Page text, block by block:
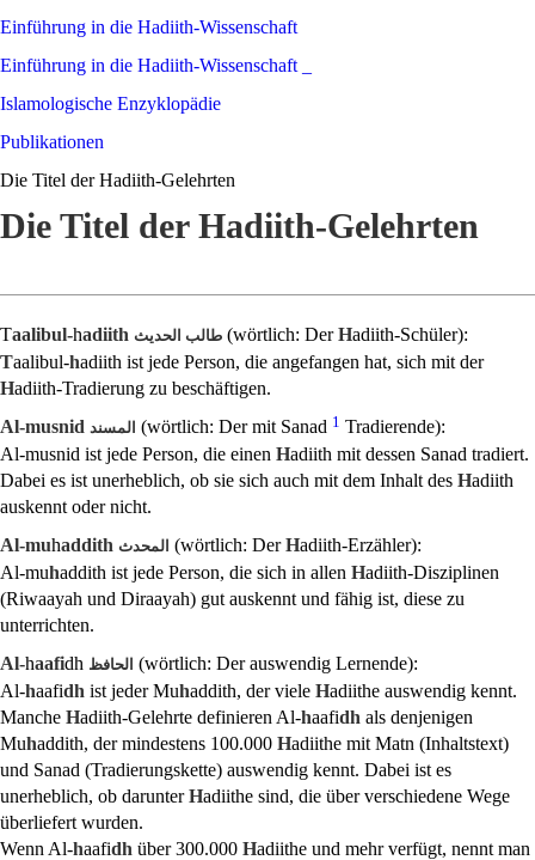
Einführung in die Hadiith-Wissenschaft
Einführung in die Hadiith-Wissenschaft _
Islamologische Enzyklopädie
Publikationen
Die Titel der Hadiith-Gelehrten
Die Titel der Hadiith-Gelehrten
Taalibul-hadiith طالب الحديث (wörtlich: DerHadiith-Schüler):
Taalibul-hadiith ist jede Person, die angefangen hat, sich mit der
Hadiith-Tradierung zu beschäftigen.
Al-musnid المسند (wörtlich: Der mit Sanad 1 Tradierende):
Al-musnid ist jede Person, die einen Hadiith mit dessen Sanad tradiert.
Dabei es ist unerheblich, ob sie sich auch mit dem Inhalt des Hadiith
auskennt oder nicht.
Al-muhaddith المحدث (wörtlich: DerHadiith-Erzähler):
Al-muhaddith ist jede Person, die sich in allen Hadiith-Disziplinen
(Riwaayah und Diraayah) gut auskennt und fähig ist, diese zu
unterrichten.
Al-haafidh الحافظ (wörtlich: Der auswendig Lernende):
Al-haafidh ist jeder Muhaddith, der viele Hadiithe auswendig kennt.
Manche Hadiith-Gelehrte definieren Al-haafidh als denjenigen
Muhaddith, der mindestens 100.000 Hadiithe mit Matn (Inhaltstext)
und Sanad (Tradierungskette) auswendig kennt. Dabei ist es
unerheblich, ob darunterHadiithe sind, die über verschiedene Wege
überliefert wurden.
Wenn Al-haafidh über 300.000 Hadiithe und mehr verfügt, nennt man